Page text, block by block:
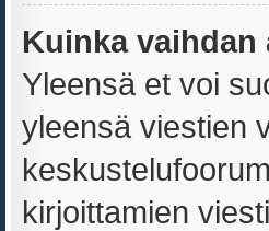
Kuinka vaihdan
Yleensä et voi
yleensä viestien
kirjoittamien